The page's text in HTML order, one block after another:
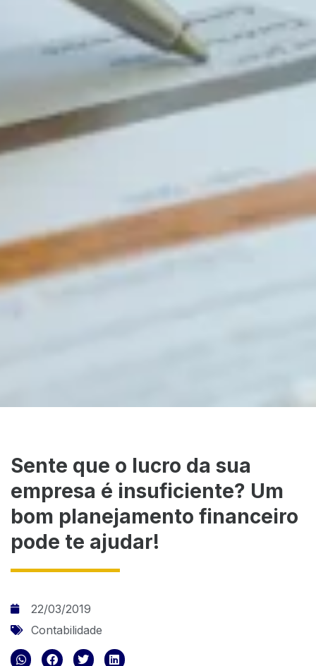
Sente que o lucro da sua
empresa é insuficiente? Um
bom planejamento financeiro
pode te ajudar!
22/03/2019
Contabilidade